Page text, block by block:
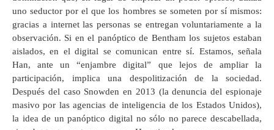
uno seductor por el que los hombres se someten por sí mismos:
gracias a internet las personas se entregan voluntariamente a la
observación. Si en el panóptico de Bentham los sujetos estaban
aislados, en el digital se comunican entre sí. Estamos, señala
Han, ante un “enjambre digital” que lejos de ampliar la
participación, implica una despolitización de la sociedad.
Después del caso Snowden en 2013 (la denuncia del espionaje
masivo por las agencias de inteligencia de los Estados Unidos),
la idea de un panóptico digital no sólo no parece descabellada,